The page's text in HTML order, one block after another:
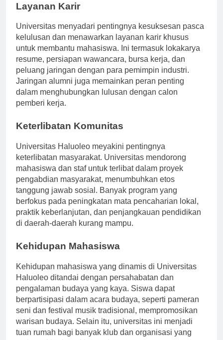
Layanan Karir
Universitas menyadari pentingnya kesuksesan pasca
kelulusan dan menawarkan layanan karir khusus
untuk membantu mahasiswa. Ini termasuk lokakarya
resume, persiapan wawancara, bursa kerja, dan
peluang jaringan dengan para pemimpin industri.
Jaringan alumni juga memainkan peran penting
dalam menghubungkan lulusan dengan calon
pemberi kerja.
Keterlibatan Komunitas
Universitas Haluoleo meyakini pentingnya
keterlibatan masyarakat. Universitas mendorong
mahasiswa dan staf untuk terlibat dalam proyek
pengabdian masyarakat, menumbuhkan etos
tanggung jawab sosial. Banyak program yang
berfokus pada peningkatan mata pencaharian lokal,
praktik keberlanjutan, dan penjangkauan pendidikan
di daerah-daerah kurang mampu.
Kehidupan Mahasiswa
Kehidupan mahasiswa yang dinamis di Universitas
Haluoleo ditandai dengan persahabatan dan
pengalaman budaya yang kaya. Siswa dapat
berpartisipasi dalam acara budaya, seperti pameran
seni dan festival musik tradisional, mempromosikan
warisan budaya. Selain itu, universitas ini menjadi
tuan rumah bagi banyak klub dan organisasi yang